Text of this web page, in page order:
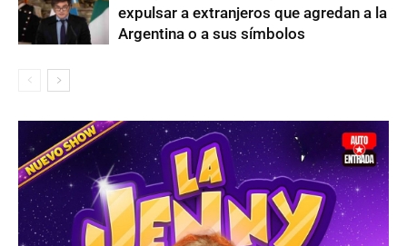
expulsar a extranjeros que agredan a la
Argentina o a sus símbolos